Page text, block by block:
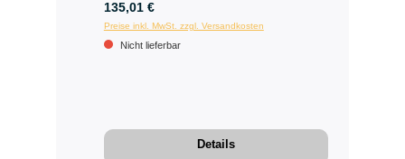
135,01 €
Preise inkl. MwSt. zzgl. Versandkosten
Nicht lieferbar
Details